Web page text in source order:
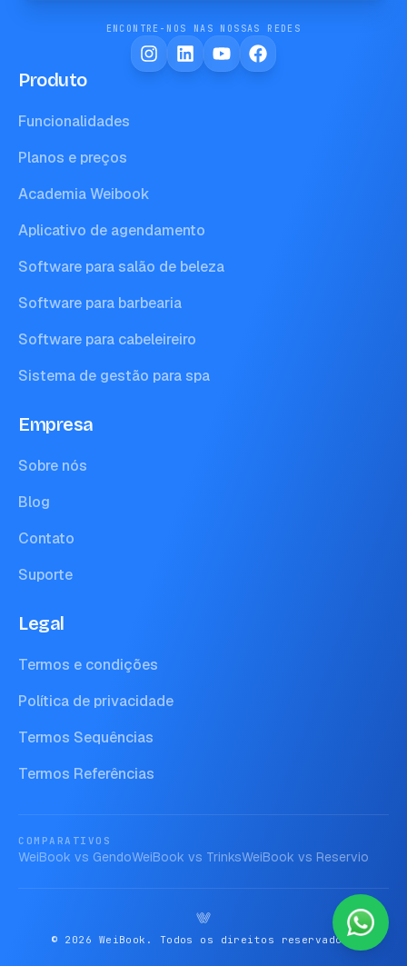
ENCONTRE-NOS NAS NOSSAS REDES
Produto
Funcionalidades
Planos e preços
Academia Weibook
Aplicativo de agendamento
Software para salão de beleza
Software para barbearia
Software para cabeleireiro
Sistema de gestão para spa
Empresa
Sobre nós
Blog
Contato
Suporte
Legal
Termos e condições
Política de privacidade
Termos Sequências
Termos Referências
COMPARATIVOS
WeiBook vs GendoWeiBook vs TrinksWeiBook vs Reservio
© 2026 WeiBook. Todos os direitos reservados.